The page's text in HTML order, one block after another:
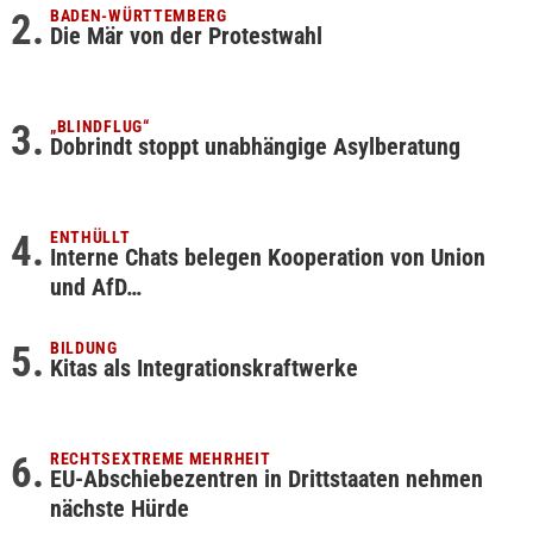
BADEN-WÜRTTEMBERG
Die Mär von der Protestwahl
„BLINDFLUG“
Dobrindt stoppt unabhängige Asylberatung
ENTHÜLLT
Interne Chats belegen Kooperation von Union
und AfD…
BILDUNG
Kitas als Integrationskraftwerke
RECHTSEXTREME MEHRHEIT
EU-Abschiebezentren in Drittstaaten nehmen
nächste Hürde